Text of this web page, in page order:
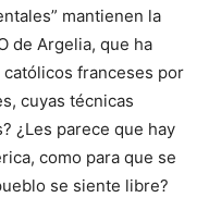
mantienen la
de Argelia, que ha
franceses por
cuyas técnicas
¿Les parece que hay
como para que se
se siente libre?